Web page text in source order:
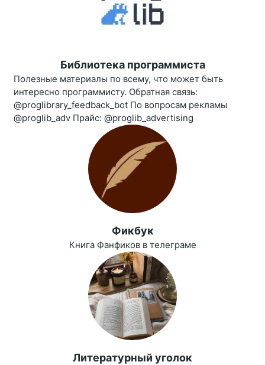
Библиотека программиста
Полезные материалы по всему, что может быть
интересно программисту. Обратная связь:
@proglibrary_feedback_bot По вопросам рекламы
@proglib_adv Прайс: @proglib_advertising
Фикбук
Книга Фанфиков в телеграме
Литературный уголок